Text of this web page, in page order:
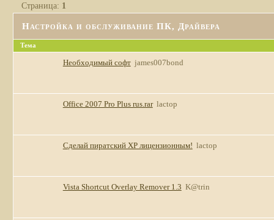
Настройка и обслуживание ПК, Драйвера
Страница: 1
Тема
Необходимый софт james007bond
Office 2007 Pro Plus rus.rar lactop
Сделай пиратский ХР лицензионным! lactop
Vista Shortcut Overlay Remover 1.3 K@trin